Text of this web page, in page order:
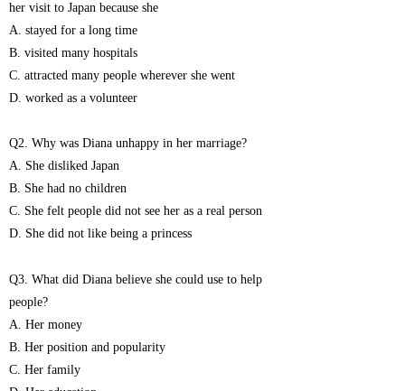
her visit to Japan because she
A. stayed for a long time
B. visited many hospitals
C. attracted many people wherever she went
D. worked as a volunteer
Q2. Why was Diana unhappy in her marriage?
A. She disliked Japan
B. She had no children
C. She felt people did not see her as a real person
D. She did not like being a princess
Q3. What did Diana believe she could use to help
people?
A. Her money
B. Her position and popularity
C. Her family